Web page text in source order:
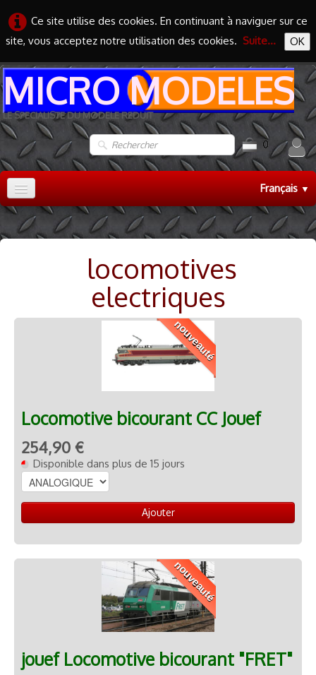
Ce site utilise des cookies. En continuant à naviguer sur ce
site, vous acceptez notre utilisation des cookies. Suite... OK
MICRO MODELES
LE SPECIALISTE DU MODELE REDUIT
0
Français▼
Accueil
TRAIN HO▼
locomotives
electriques
nouveauté
Locomotive bicourant CC Jouef
254,90 €
Disponible dans plus de 15 jours
Ajouter
nouveauté
jouef Locomotive bicourant "FRET"